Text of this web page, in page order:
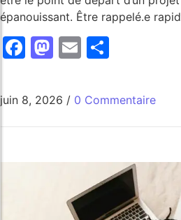
épanouissant. Être rappelé.e
Facebook
Mastodon
Email
juin 8, 2026 / 0 Commentaire